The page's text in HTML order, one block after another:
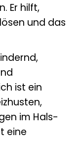
Er hilft,
und das
ist ein
im Hals-
eine